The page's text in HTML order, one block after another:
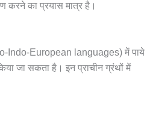
करने का प्रयास मात्र है।
Indo-European languages) में पाये
जा सकता है। इन प्राचीन ग्रंथों में